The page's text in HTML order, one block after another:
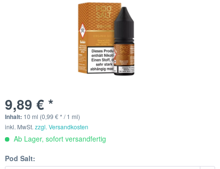
9,89 € *
Inhalt: 10 ml (0,99 € * / 1 ml)
inkl. MwSt. zzgl. Versandkosten
Ab Lager, sofort versandfertig
Pod Salt: